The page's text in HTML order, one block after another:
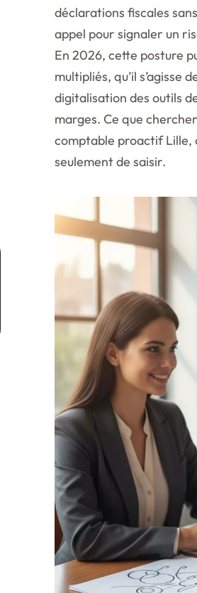
déclarations fiscales
appel pour signaler un
En 2026, cette posture
multipliés, qu’il
digitalisation des outils
marges. Ce que
comptable proactif Lille,
seulement de saisir.